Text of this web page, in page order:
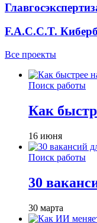
F.A.C.C.T.
Все проекты
Поиск работы
Как
16 июня
Поиск работы
30
30 марта